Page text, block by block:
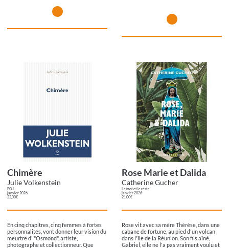
Chimère
Julie Volkenstein
P.O.L
janvier 2026
22,00€
En cinq chapitres, cinq femmes à fortes
personnalités, vont donner leur vision du
meurtre d' "Osmond", artiste,
photographe et collectionneur. Que
Rose Marie et Dalida
Catherine Gucher
Le mot et le reste
janvier 2026
21,00€
Rose vit avec sa mère Thérèse, dans une
cabane de fortune, au pied d'un volcan
dans l'île de la Réunion. Son fils aîné,
Gabriel, elle ne l'a pas vraiment voulu et